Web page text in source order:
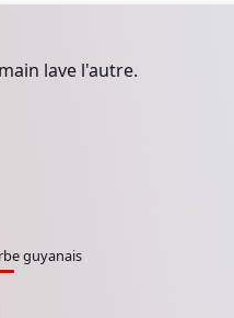
lave l'autre.
guyanais